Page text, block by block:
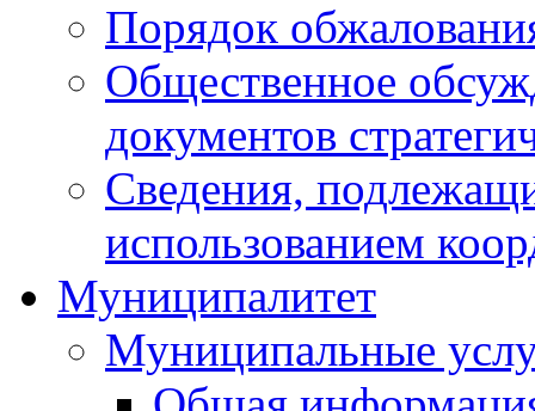
Порядок
Общественное
документов
Сведения,
использованием
Муниципалитет
Муниципальные